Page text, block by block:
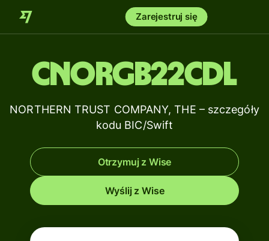
Zarejestruj się
CNORGB22CDL
NORTHERN TRUST COMPANY, THE – szczegóły
kodu BIC/Swift
Otrzymuj z Wise
Wyślij z Wise